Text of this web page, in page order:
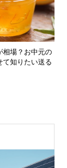
相場？お中元の
て知りたい送る